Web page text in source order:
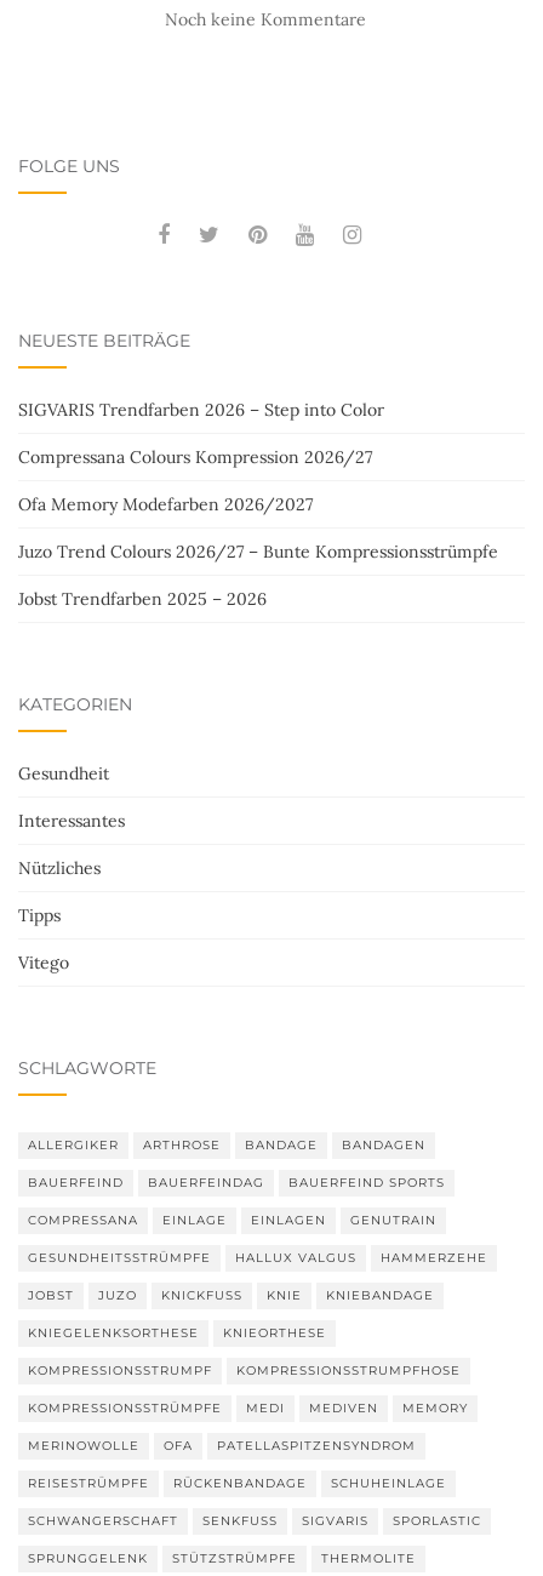
Noch keine Kommentare
FOLGE UNS
NEUESTE BEITRÄGE
SIGVARIS Trendfarben 2026 – Step into Color
Compressana Colours Kompression 2026/27
Ofa Memory Modefarben 2026/2027
Juzo Trend Colours 2026/27 – Bunte Kompressionsstrümpfe
Jobst Trendfarben 2025 – 2026
KATEGORIEN
Gesundheit
Interessantes
Nützliches
Tipps
Vitego
SCHLAGWORTE
ALLERGIKER ARTHROSE BANDAGE BANDAGEN
BAUERFEIND BAUERFEINDAG BAUERFEIND SPORTS
COMPRESSANA EINLAGE EINLAGEN GENUTRAIN
GESUNDHEITSSTRÜMPFE HALLUX VALGUS HAMMERZEHE
JOBST JUZO KNICKFUSS KNIE KNIEBANDAGE
KNIEGELENKSORTHESE KNIEORTHESE
KOMPRESSIONSSTRUMPF KOMPRESSIONSSTRUMPFHOSE
KOMPRESSIONSSTRÜMPFE MEDI MEDIVEN MEMORY
MERINOWOLLE OFA PATELLASPITZENSYNDROM
REISESTRÜMPFE RÜCKENBANDAGE SCHUHEINLAGE
SCHWANGERSCHAFT SENKFUSS SIGVARIS SPORLASTIC
SPRUNGGELENK STÜTZSTRÜMPFE THERMOLITE